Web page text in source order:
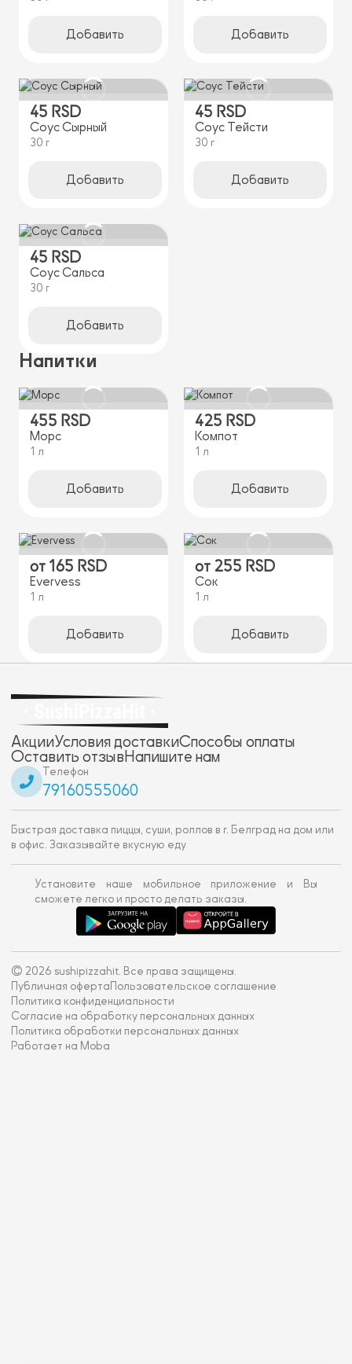
Добавить Добавить
45 RSD
Соус Сырный
30 г
Добавить
45 RSD
Соус Тейсти
30 г
Добавить
45 RSD
Соус Сальса
30 г
Добавить
Напитки
455 RSD
Морс
1 л
Добавить
425 RSD
Компот
1 л
Добавить
от 165 RSD
Evervess
1 л
Добавить
от 255 RSD
Сок
1 л
Добавить
АкцииУсловия доставкиСпособы оплаты
Оставить отзывНапишите нам
Телефон
79160555060
Быстрая доставка пиццы, суши, роллов в г. Белград на дом или
в офис. Заказывайте вкусную еду
Установите наше мобильное приложение и Вы
сможете легко и просто делать заказы.
© 2026 sushipizzahit. Все права защищены.
Публичная оферта Пользовательское соглашение
Политика конфиденциальности
Согласие на обработку персональных данных
Политика обработки персональных данных
Работает на Moba